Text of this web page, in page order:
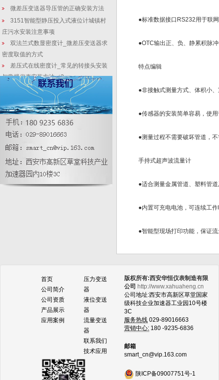
微差压变送器导压管的正确安装方法
3151智能型静压投入式液位计城镇村
庄污水安装注意事项
双法兰式数显密度计_微差压变送器求
密度取值的方式
差压式在线密度计_常见的转接头安装
与常规仪表安装方法（3
为确保热电阻测温的精度与稳定应该
注意哪些使用问题
【数显液位变送器】长江汛期—石化
工程液位测量稳定性需求增强
投入式液位变送器在工业废水的排放
取压位置都需要注意哪些问题
压输出型有哪些优劣比较?
●标准数据接口RS232用于联网
●OTC输出正、负、静累积脉冲
特点编辑
●非接触式测量方式、体积小、
●传感器的安装简单容易，使用
●测量过程不需要破坏管道，不
手持式超声波流量计
●适合测量金属管道、塑料管道
●内置可充电电池，可连续工作
●智能型现场打印功能，保证流
首页
公司简介
公司资质
产品展示
应用案例
压力变送
器
液位变送
器
流量变送
器
联系我们
技术应用
版权所有:西安华恒仪表制造有限
公司 http://www.xahuaheng.cn
公司地址:西安市高新区草堂国家
级科技企业加速器工业园10号楼
3C
服务热线 029-89016663
营销中心: 180 -9235-6836
邮箱
smart_cn@vip.163.com
陕ICP备09007751号-1